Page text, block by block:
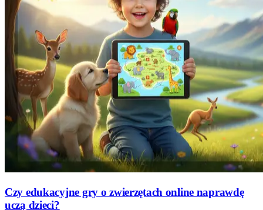
Czy edukacyjne gry o zwierzętach online naprawdę
uczą dzieci?